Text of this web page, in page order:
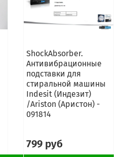
ShockAbsorber.
Антивибрационные
подставки для
стиральной машины
Indesit (Индезит)
/Ariston (Аристон) -
091814
799 руб